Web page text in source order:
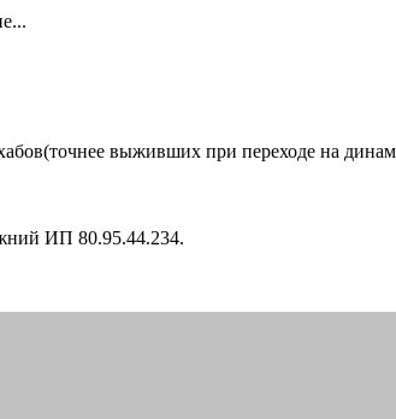
выживших при переходе на
ИП 80.95.44.234.